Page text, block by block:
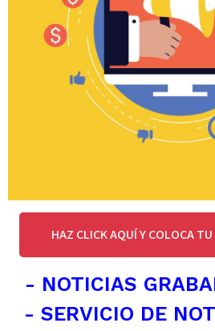
HAZ CLICK AQUÍ Y COLOCA
- NOTICIAS
- SERVICIO DE